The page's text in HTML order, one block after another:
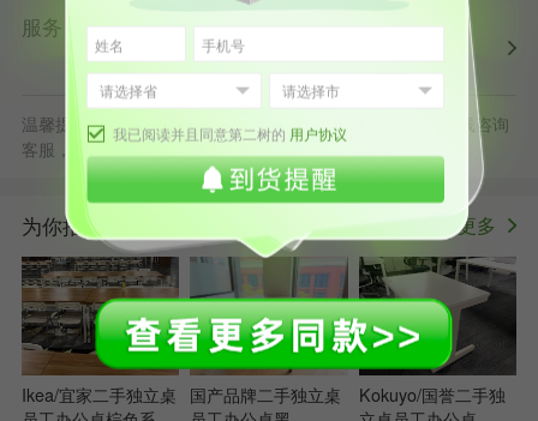
我已阅读并且同意第二树的 用户协议
>
服务 第二树自营 清洗消毒 售后保障
配送上门
正规发票
退货原则
温馨提示：默拍不发货，批量采购立享更多优惠，可随时在线咨询
客服，或拨打服务电话400-178-1088
为你推荐 更多
Ikea/宜家二手独立桌
国产品牌二手独立桌
Kokuyo/国誉二手独